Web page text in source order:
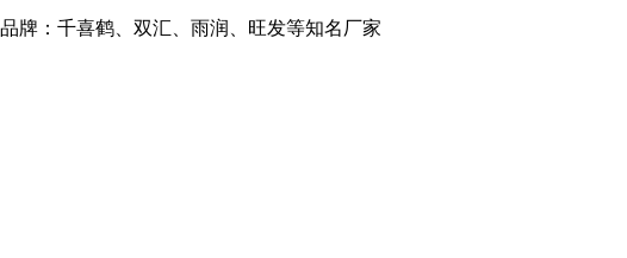
牌：千喜鹤、双汇、雨润、旺发等知名厂家